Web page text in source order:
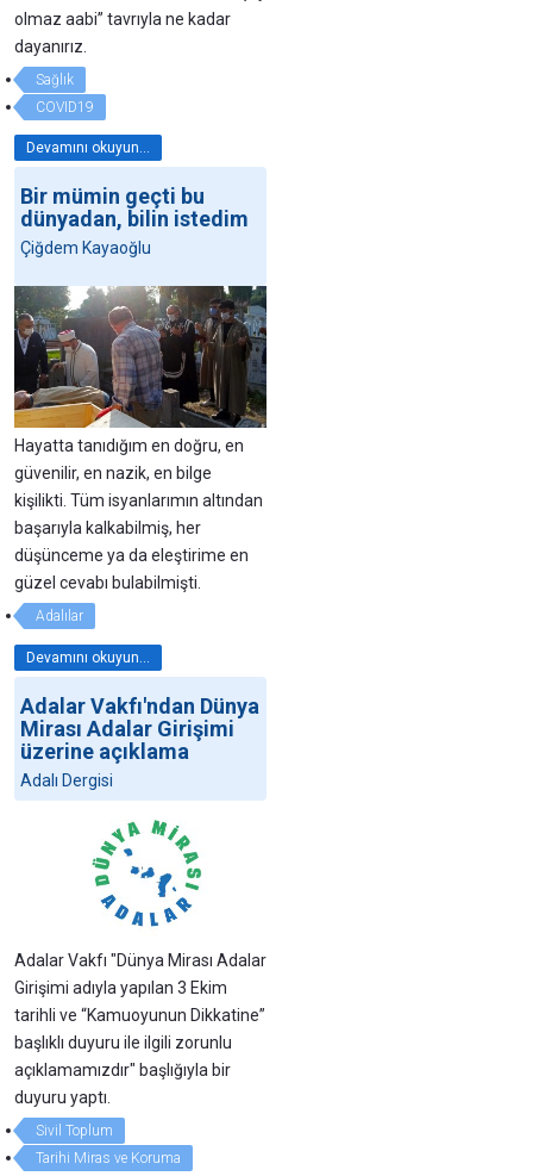
olmaz aabi” tavrıyla ne kadar
dayanırız.
Sağlık
COVID19
Devamını okuyun...
Bir mümin geçti bu
dünyadan, bilin istedim
Çiğdem Kayaoğlu
Hayatta tanıdığım en doğru, en
güvenilir, en nazik, en bilge
kişilikti. Tüm isyanlarımın altından
başarıyla kalkabilmiş, her
düşünceme ya da eleştirime en
güzel cevabı bulabilmişti.
Adalılar
Devamını okuyun...
Adalar Vakfı'ndan Dünya
Mirası Adalar Girişimi
üzerine açıklama
Adalı Dergisi
Adalar Vakfı "Dünya Mirası Adalar
Girişimi adıyla yapılan 3 Ekim
tarihli ve “Kamuoyunun Dikkatine”
başlıklı duyuru ile ilgili zorunlu
açıklamamızdır" başlığıyla bir
duyuru yaptı.
Sivil Toplum
Tarihi Miras ve Koruma